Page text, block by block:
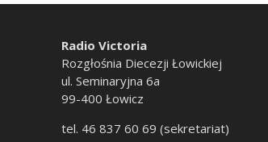
Radio Victoria
Rozgłośnia Diecezji Łowickiej
ul. Seminaryjna 6a
99-400 Łowicz
tel. 46 837 60 69 (sekretariat)